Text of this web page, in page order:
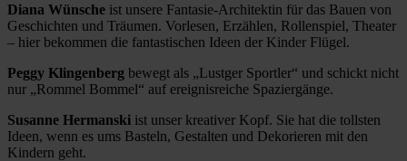
Diana Wünsche ist unsere Fantasie-Architektin für das Bauen von
Geschichten und Träumen. Vorlesen, Erzählen, Rollenspiel, Theater
– hier bekommen die fantastischen Ideen der Kinder Flügel.
Peggy Klingenberg bewegt als „Lustger Sportler“ und schickt nicht
nur „Rommel Bommel“ auf ereignisreiche Spaziergänge.
Susanne Hermanski ist unser kreativer Kopf. Sie hat die tollsten
Ideen, wenn es ums Basteln, Gestalten und Dekorieren mit den
Kindern geht.